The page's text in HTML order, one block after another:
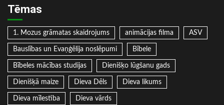
Tēmas
1. Mozus grāmatas skaidrojums animācijas filma ASV
Bauslības un Evaņģēlija noslēpumi Bībele
Bībeles mācības studijas Dienišķo lūgšanu gads
Dienišķā maize Dieva Dēls Dieva likums
Dieva mīlestība Dieva vārds